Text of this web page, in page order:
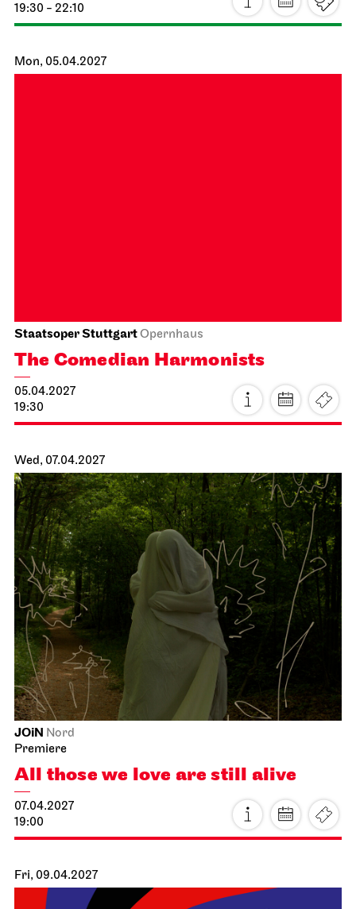
19:30 - 22:10
Mon, 05.04.2027
Staatsoper StuttgartOpernhaus
The Comedian Harmonists
05.04.2027
19:30
Wed, 07.04.2027
JOiN Nord
Premiere
All those we love are still alive
07.04.2027
19:00
Fri, 09.04.2027